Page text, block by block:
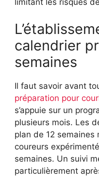
limitant les risques
calendrier
semaines
Il faut savoir avant
préparation pour
s’appuie sur un
plusieurs mois. Les
plan de 12 semaines
coureurs
semaines. Un suivi
particulièrement